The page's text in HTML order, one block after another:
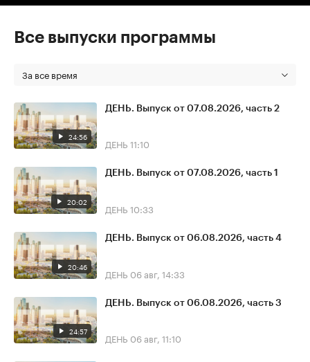
Все выпуски программы
За все время
24:56
ДЕНЬ. Выпуск от 07.08.2026, часть 2
ДЕНЬ 11:10
20:02
ДЕНЬ. Выпуск от 07.08.2026, часть 1
ДЕНЬ 10:33
20:46
ДЕНЬ. Выпуск от 06.08.2026, часть 4
ДЕНЬ 06 авг, 14:33
24:57
ДЕНЬ. Выпуск от 06.08.2026, часть 3
ДЕНЬ 06 авг, 11:10